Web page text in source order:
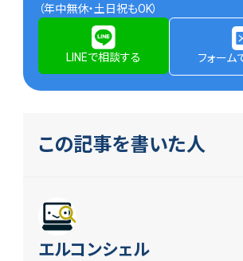
（年中無休・土日祝もOK）
LINEで相談する フォーム
この記事を書いた人
エルコンシェル